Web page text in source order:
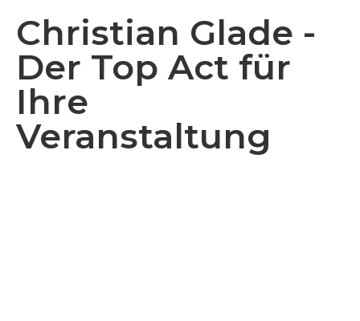
Christian Glade -
Der Top Act für
Ihre
Veranstaltung